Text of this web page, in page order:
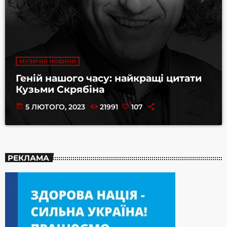
МУЗИЧНІ НОВИНИ
Геній нашого часу: найкращі цитати
Кузьми Скрябіна
today 5 ЛЮТОГО, 2023 21991 107
РЕКЛАМА